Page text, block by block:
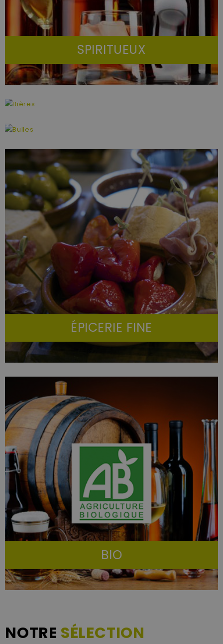
SPIRITUEUX
BIÈRES
ÉPICERIE FINE
BIO
NOTRE SÉLECTION